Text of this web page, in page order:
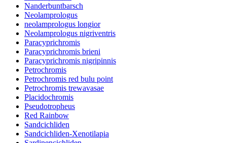
Nanderbuntbarsch
Neolamprologus
neolamprologus longior
Neolamprologus nigriventris
Paracyprichromis
Paracyprichromis brieni
Paracyprichromis nigripinnis
Petrochromis
Petrochromis red bulu point
Petrochromis trewavasae
Placidochromis
Pseudotropheus
Red Rainbow
Sandcichliden
Sandcichliden-Xenotilapia